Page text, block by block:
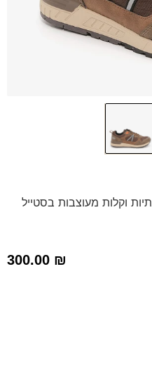
וקלות מעוצבות בסטייל
נשלף.
300.00 ₪